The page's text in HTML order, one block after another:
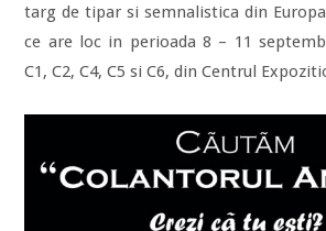
targ de tipar si semnalistica din
ce are loc in perioada 8 – 11
C1, C2, C4, C5 si C6, din Centrul